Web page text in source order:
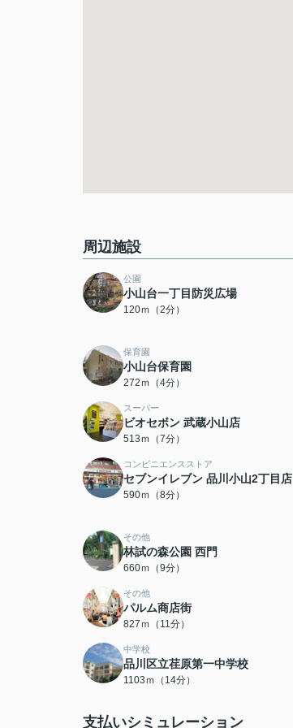
周辺施設
公園
小山台一丁目防災広場
120ｍ（2分）
保育園
小山台保育園
272ｍ（4分）
スーパー
ビオセボン 武蔵小山店
513ｍ（7分）
コンビニエンスストア
セブンイレブン 品川小山2丁目店
590ｍ（8分）
その他
林試の森公園 西門
660ｍ（9分）
その他
パルム商店街
827ｍ（11分）
中学校
品川区立荏原第一中学校
1103ｍ（14分）
支払いシミュレーション